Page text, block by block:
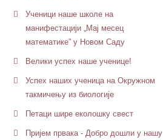
Ученици наше школе на
манифестацији „Мај месец
математике” у Новом Саду
Велики успех наше ученице!
Успех наших ученица на Окружном
такмичењу из биологије
Петaци шире еколошку свест
Пријем првака - Добро дошли у нашу